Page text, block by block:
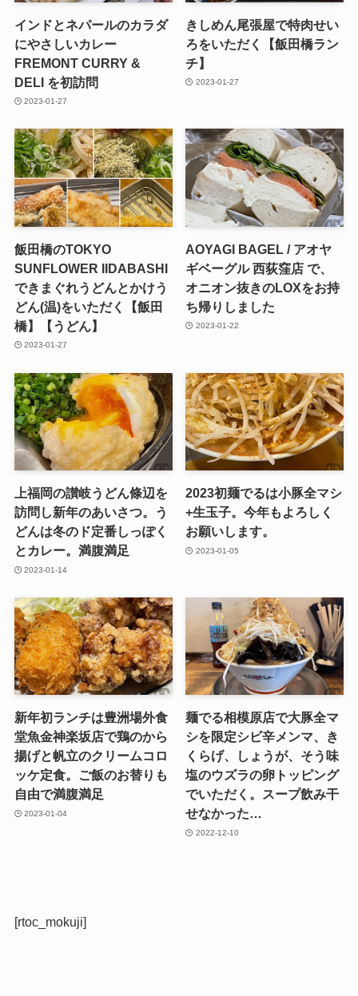
インドとネパールのカラダ
にやさしいカレー
FREMONT CURRY &
DELI を初訪問
2023-01-27
きしめん尾張屋で特肉せい
ろをいただく【飯田橋ラン
チ】
2023-01-27
飯田橋のTOKYO
SUNFLOWER IIDABASHI
できまぐれうどんとかけう
どん(温)をいただく【飯田
橋】【うどん】
2023-01-27
AOYAGI BAGEL / アオヤ
ギベーグル 西荻窪店 で、
オニオン抜きのLOXをお持
ち帰りしました
2023-01-22
上福岡の讃岐うどん條辺を
訪問し新年のあいさつ。う
どんは冬のド定番しっぽく
とカレー。満腹満足
2023-01-14
2023初麺でるは小豚全マシ
+生玉子。今年もよろしく
お願いします。
2023-01-05
新年初ランチは豊洲場外食
堂魚金神楽坂店で鶏のから
揚げと帆立のクリームコロ
ッケ定食。ご飯のお替りも
自由で満腹満足
2023-01-04
麺でる相模原店で大豚全マ
シを限定シビ辛メンマ、き
くらげ、しょうが、そう味
塩のウズラの卵トッピング
でいただく。スープ飲み干
せなかった…
2022-12-10
[rtoc_mokuji]